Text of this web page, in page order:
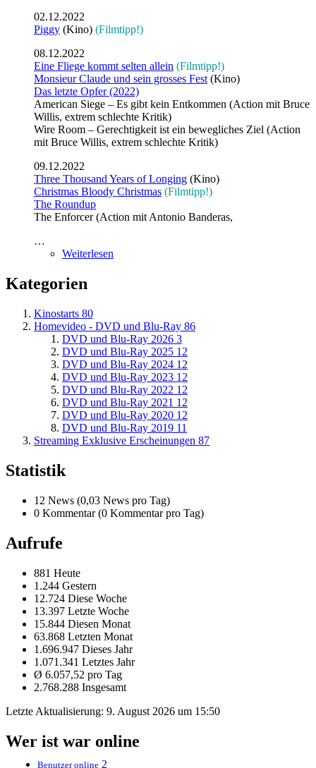
02.12.2022
Piggy (Kino) (Filmtipp!)
08.12.2022
Eine Fliege kommt selten allein (Filmtipp!)
Monsieur Claude und sein grosses Fest (Kino)
Das letzte Opfer (2022)
American Siege – Es gibt kein Entkommen (Action mit Bruce
Willis, extrem schlechte Kritik)
Wire Room – Gerechtigkeit ist ein bewegliches Ziel (Action
mit Bruce Willis, extrem schlechte Kritik)
09.12.2022
Three Thousand Years of Longing (Kino)
Christmas Bloody Christmas (Filmtipp!)
The Roundup
The Enforcer (Action mit Antonio Banderas,
…
Weiterlesen
Kategorien
Kinostarts 80
Homevideo - DVD und Blu-Ray 86
DVD und Blu-Ray 2026 3
DVD und Blu-Ray 2025 12
DVD und Blu-Ray 2024 12
DVD und Blu-Ray 2023 12
DVD und Blu-Ray 2022 12
DVD und Blu-Ray 2021 12
DVD und Blu-Ray 2020 12
DVD und Blu-Ray 2019 11
Streaming Exklusive Erscheinungen 87
Statistik
12 News (0,03 News pro Tag)
0 Kommentar (0 Kommentar pro Tag)
Aufrufe
881 Heute
1.244 Gestern
12.724 Diese Woche
13.397 Letzte Woche
15.844 Diesen Monat
63.868 Letzten Monat
1.696.947 Dieses Jahr
1.071.341 Letztes Jahr
Ø 6.057,52 pro Tag
2.768.288 Insgesamt
Letzte Aktualisierung: 9. August 2026 um 15:50
Wer ist war online
Benutzer online 2